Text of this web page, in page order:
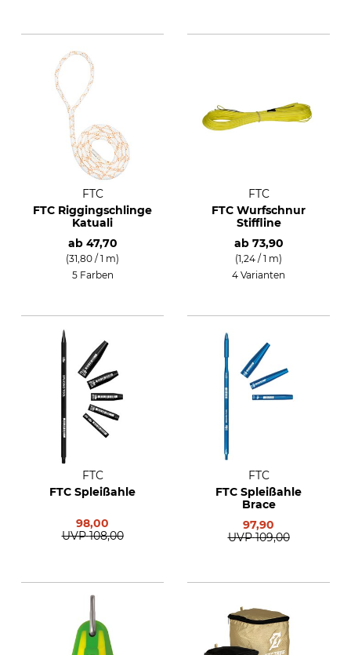
FTC
FTC Riggingschlinge
Katuali
ab 47,70
(31,80 / 1 m)
5 Farben
FTC
FTC Wurfschnur
Stiffline
ab 73,90
(1,24 / 1 m)
4 Varianten
FTC
FTC Spleißahle
98,00
UVP 108,00
FTC
FTC Spleißahle
Brace
97,90
UVP 109,00